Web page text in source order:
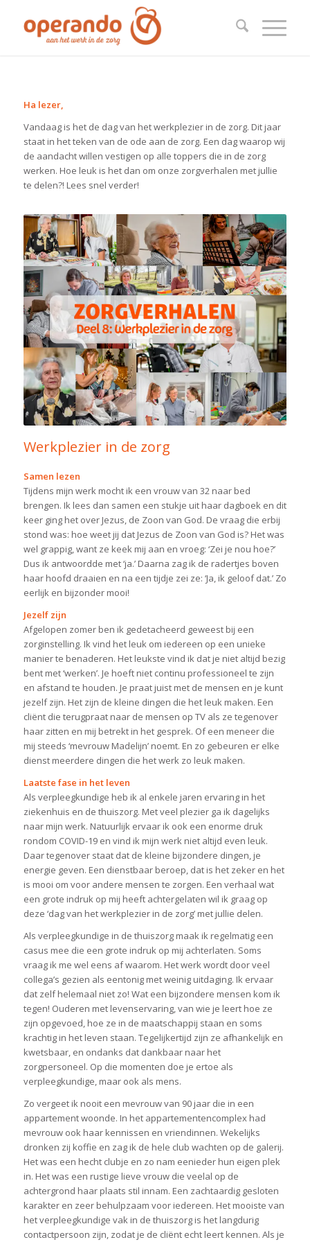
Ha lezer,
Vandaag is het de dag van het werkplezier in de zorg. Dit jaar
staat in het teken van de ode aan de zorg. Een dag waarop wij
de aandacht willen vestigen op alle toppers die in de zorg
werken. Hoe leuk is het dan om onze zorgverhalen met jullie
te delen?! Lees snel verder!
Werkplezier in de zorg
Samen lezen
Tijdens mijn werk mocht ik een vrouw van 32 naar bed
brengen. Ik lees dan samen een stukje uit haar dagboek en dit
keer ging het over Jezus, de Zoon van God. De vraag die erbij
stond was: hoe weet jij dat Jezus de Zoon van God is? Het was
wel grappig, want ze keek mij aan en vroeg: ‘Zei je nou hoe?’
Dus ik antwoordde met ‘ja.’ Daarna zag ik de radertjes boven
haar hoofd draaien en na een tijdje zei ze: ‘Ja, ik geloof dat.’ Zo
eerlijk en bijzonder mooi!
Jezelf zijn
Afgelopen zomer ben ik gedetacheerd geweest bij een
zorginstelling. Ik vind het leuk om iedereen op een unieke
manier te benaderen. Het leukste vind ik dat je niet altijd bezig
bent met ‘werken’. Je hoeft niet continu professioneel te zijn
en afstand te houden. Je praat juist met de mensen en je kunt
jezelf zijn. Het zijn de kleine dingen die het leuk maken. Een
cliënt die terugpraat naar de mensen op TV als ze tegenover
haar zitten en mij betrekt in het gesprek. Of een meneer die
mij steeds ‘mevrouw Madelijn’ noemt. En zo gebeuren er elke
dienst meerdere dingen die het werk zo leuk maken.
Laatste fase in het leven
Als verpleegkundige heb ik al enkele jaren ervaring in het
ziekenhuis en de thuiszorg. Met veel plezier ga ik dagelijks
naar mijn werk. Natuurlijk ervaar ik ook een enorme druk
rondom COVID-19 en vind ik mijn werk niet altijd even leuk.
Daar tegenover staat dat de kleine bijzondere dingen, je
energie geven. Een dienstbaar beroep, dat is het zeker en het
is mooi om voor andere mensen te zorgen. Een verhaal wat
een grote indruk op mij heeft achtergelaten wil ik graag op
deze ‘dag van het werkplezier in de zorg’ met jullie delen.
Als verpleegkundige in de thuiszorg maak ik regelmatig een
casus mee die een grote indruk op mij achterlaten. Soms
vraag ik me wel eens af waarom. Het werk wordt door veel
collega’s gezien als eentonig met weinig uitdaging. Ik ervaar
dat zelf helemaal niet zo! Wat een bijzondere mensen kom ik
tegen! Ouderen met levenservaring, van wie je leert hoe ze
zijn opgevoed, hoe ze in de maatschappij staan en soms
krachtig in het leven staan. Tegelijkertijd zijn ze afhankelijk en
kwetsbaar, en ondanks dat dankbaar naar het
zorgpersoneel. Op die momenten doe je ertoe als
verpleegkundige, maar ook als mens.
Zo vergeet ik nooit een mevrouw van 90 jaar die in een
appartement woonde. In het appartementencomplex had
mevrouw ook haar kennissen en vriendinnen. Wekelijks
dronken zij koffie en zag ik de hele club wachten op de galerij.
Het was een hecht clubje en zo nam eenieder hun eigen plek
in. Het was een rustige lieve vrouw die veelal op de
achtergrond haar plaats stil innam. Een zachtaardig gesloten
karakter en zeer behulpzaam voor iedereen. Het mooiste van
het verpleegkundige vak in de thuiszorg is het langdurig
contactpersoon zijn, zodat je de cliënt echt leert kennen. Als je